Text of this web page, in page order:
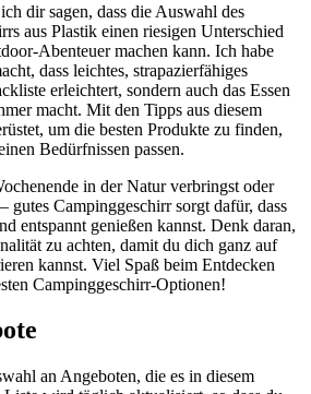
dir‌ sagen, dass die Auswahl des
aus Plastik⁤ einen riesigen Unterschied
Abenteuer machen kann. Ich habe
‌dass⁣ leichtes, strapazierfähiges
erleichtert,‍ sondern auch‍ das Essen
macht. Mit⁢ den‍ Tipps aus diesem
⁤um die⁤ besten Produkte zu finden,
Bedürfnissen passen.
in der Natur ‌verbringst ⁣oder
gutes Campinggeschirr sorgt dafür,‌ dass
entspannt genießen kannst. Denk daran,‌
zu achten, damit du dich ganz auf
kannst. Viel Spaß beim Entdecken
Campinggeschirr-Optionen!
an Angeboten, die es in diesem